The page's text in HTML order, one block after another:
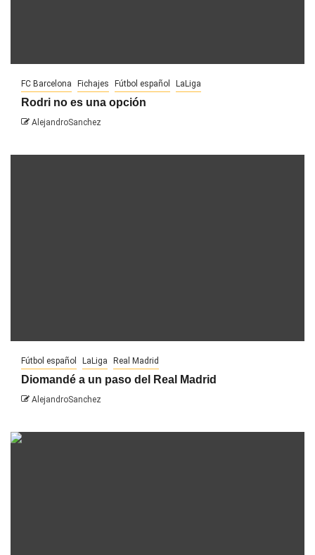
FC Barcelona Fichajes Fútbol español LaLiga
Rodri no es una opción
AlejandroSanchez
Fútbol español LaLiga Real Madrid
Diomandé a un paso del Real Madrid
AlejandroSanchez